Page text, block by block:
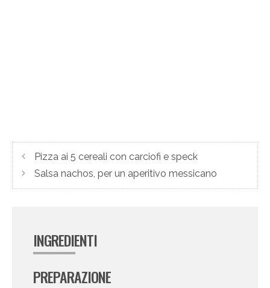
Pizza ai 5 cereali con carciofi e speck
Salsa nachos, per un aperitivo messicano
INGREDIENTI
PREPARAZIONE